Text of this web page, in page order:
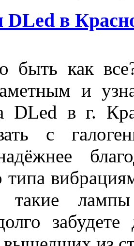
DLed в
быть как
и
DLed в г.
с
типа
такие
забудете